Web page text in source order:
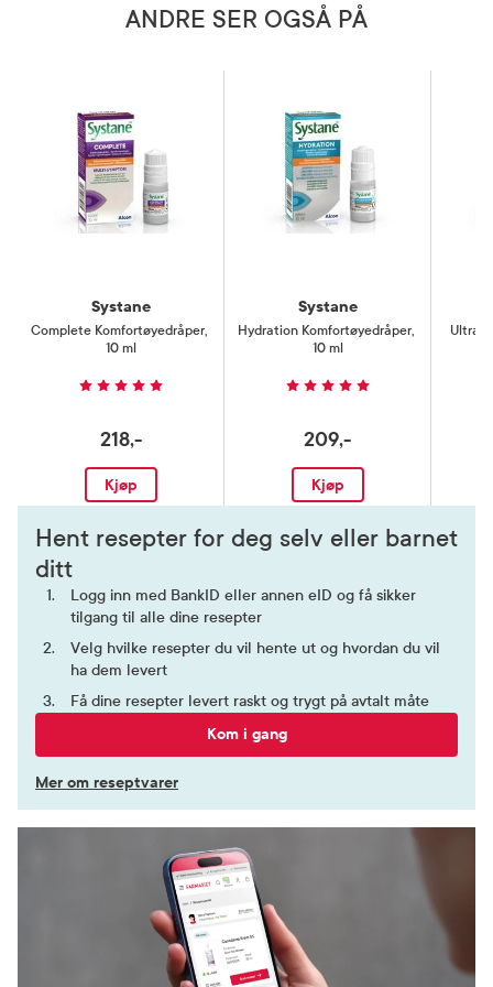
ANDRE SER OGSÅ PÅ
Systane
Complete Komfortøyedråper,
10 ml
218,-
Kjøp
Systane
Hydration Komfortøyedråper,
10 ml
209,-
Kjøp
Ultra
Hent resepter for deg selv eller barnet
ditt
Logg inn med BankID eller annen eID og få sikker
tilgang til alle dine resepter
Velg hvilke resepter du vil hente ut og hvordan du vil
ha dem levert
Få dine resepter levert raskt og trygt på avtalt måte
Kom i gang
Mer om reseptvarer